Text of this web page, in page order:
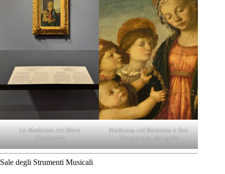
La Madonna del Mare
(Botticelli)
Madonna col Bambino e San
Giovannino, dettaglio
Sale degli Strumenti Musicali